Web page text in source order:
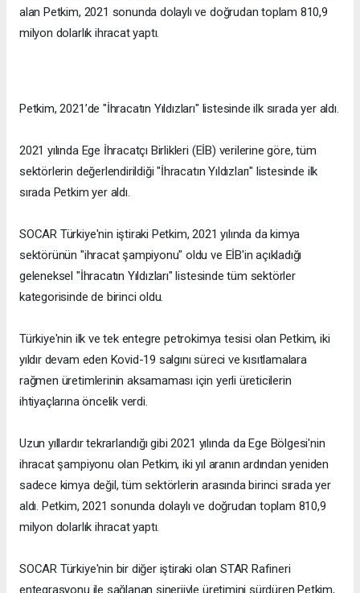
alan Petkim, 2021 sonunda dolaylı ve doğrudan toplam 810,9
milyon dolarlık ihracat yaptı.
Petkim, 2021’de "İhracatın Yıldızları" listesinde ilk sırada yer aldı.
2021 yılında Ege İhracatçı Birlikleri (EİB) verilerine göre, tüm
sektörlerin değerlendirildiği "İhracatın Yıldızları" listesinde ilk
sırada Petkim yer aldı.
SOCAR Türkiye'nin iştiraki Petkim, 2021 yılında da kimya
sektörünün "ihracat şampiyonu" oldu ve EİB'in açıkladığı
geleneksel "İhracatın Yıldızları" listesinde tüm sektörler
kategorisinde de birinci oldu.
Türkiye'nin ilk ve tek entegre petrokimya tesisi olan Petkim, iki
yıldır devam eden Kovid-19 salgını süreci ve kısıtlamalara
rağmen üretimlerinin aksamaması için yerli üreticilerin
ihtiyaçlarına öncelik verdi.
Uzun yıllardır tekrarlandığı gibi 2021 yılında da Ege Bölgesi'nin
ihracat şampiyonu olan Petkim, iki yıl aranın ardından yeniden
sadece kimya değil, tüm sektörlerin arasında birinci sırada yer
aldı. Petkim, 2021 sonunda dolaylı ve doğrudan toplam 810,9
milyon dolarlık ihracat yaptı.
SOCAR Türkiye'nin bir diğer iştiraki olan STAR Rafineri
entegrasyonu ile sağlanan sinerjiyle üretimini sürdüren Petkim,